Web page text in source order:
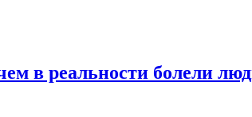
в реальности болели